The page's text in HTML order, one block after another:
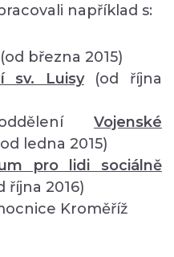
například s:
(od března 2015)
sv. Luisy
(od října
Vojenské
ledna 2015)
pro lidi sociálně
října 2016)
Kroměříž